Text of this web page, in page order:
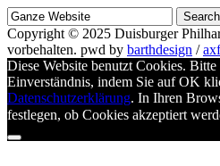
Suche
nach
Copyright © 2025 Duisburger
vorbehalten. pwd by barthdesign /
Diese Website benutzt Cookies.
Einverständnis, indem Sie auf OK
Datenschutzerklärung. In Ihren
festlegen, ob Cookies akzeptiert